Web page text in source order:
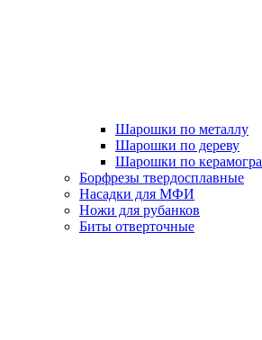
Шарошки по металлу
Шарошки по дереву
Шарошки по
Борфрезы твердосплавные
Насадки для МФИ
Ножи для рубанков
Биты отверточные